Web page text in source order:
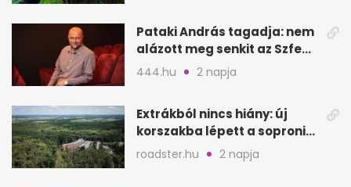
Pataki András tagadja: nem
alázott meg senkit az Szfe
felvételijén
444.hu 2 napja
Extrákból nincs hiány: új
korszakba lépett a soproni
Fagus Hotel
roadster.hu 2 napja